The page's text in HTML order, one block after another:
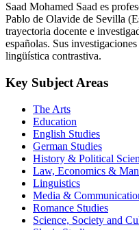
Saad Mohamed Saad es
Pablo de Olavide de Sevilla
trayectoria docente e
españolas. Sus
lingüística contrastiva.
Key Subject Areas
The Arts
Education
English Studies
German Studies
History & Political
Law, Economics &
Linguistics
Media &
Romance Studies
Science, Society and